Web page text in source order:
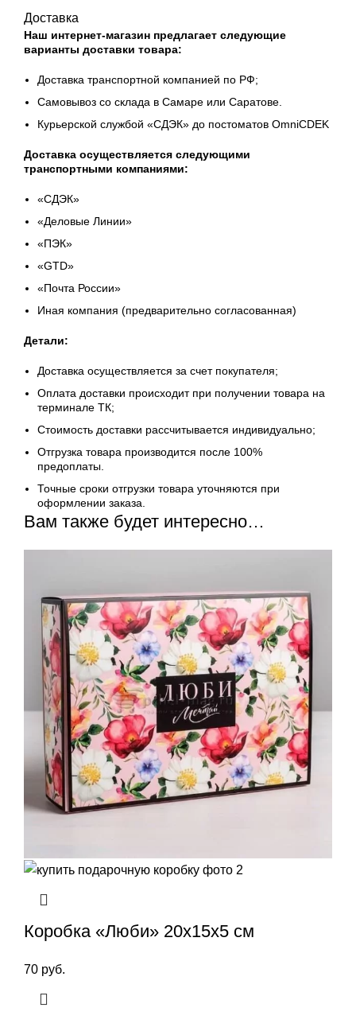
Доставка
Наш интернет-магазин предлагает следующие
варианты доставки товара:
Доставка транспортной компанией по РФ;
Самовывоз со склада в Самаре или Саратове.
Курьерской службой «СДЭК» до постоматов OmniCDEK
Доставка осуществляется следующими
транспортными компаниями:
«СДЭК»
«Деловые Линии»
«ПЭК»
«GТD»
«Почта России»
Иная компания (предварительно согласованная)
Детали:
Доставка осуществляется за счет покупателя;
Оплата доставки происходит при получении товара на
терминале ТК;
Стоимость доставки рассчитывается индивидуально;
Отгрузка товара производится после 100%
предоплаты.
Точные сроки отгрузки товара уточняются при
оформлении заказа.
Вам также будет интересно…
Коробка «Люби» 20x15x5 см
70 руб.